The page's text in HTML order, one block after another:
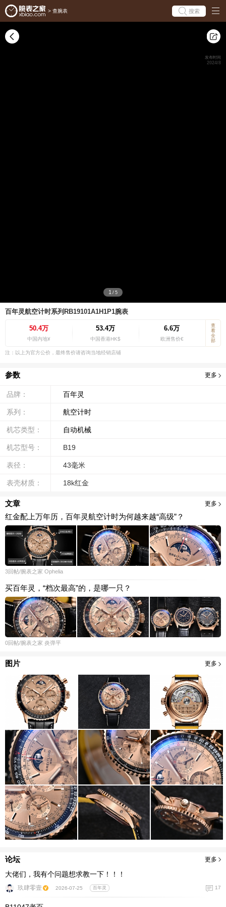
> 查腕表 搜索
1 / 5
发布时间
2024/8
百年灵航空计时系列RB19101A1H1P1腕表
50.4万
中国内地¥
53.4万
中国香港HK$
6.6万
欧洲售价€
查
看
全
部
注：以上为官方公价，最终售价请咨询当地经销店铺
参数 更多
品牌： 百年灵
系列： 航空计时
机芯类型： 自动机械
机芯型号： B19
表径： 43毫米
表壳材质： 18k红金
文章 更多
红金配上万年历，百年灵航空计时为何越来越“高级”？
3回帖/腕表之家 Ophelia
买百年灵，“档次最高”的，是哪一只？
0回帖/腕表之家 炎弹平
图片 更多
论坛 更多
大佬们，我有个问题想求教一下！！！
玖肆零壹 2026-07-25 百年灵 17